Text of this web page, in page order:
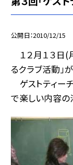
公開日 2010/12/15
１２月１３日(
るクラブ活動」
ゲストティー
で楽しい内容の